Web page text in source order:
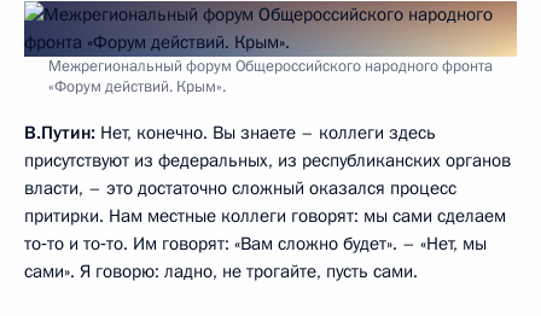
Межрегиональный форум Общероссийского народного фронта
«Форум действий. Крым».
В.Путин: Нет, конечно. Вы знаете – коллеги здесь
присутствуют из федеральных, из республиканских органов
власти, – это достаточно сложный оказался процесс
притирки. Нам местные коллеги говорят: мы сами сделаем
то‑то и то‑то. Им говорят: «Вам сложно будет». – «Нет, мы
сами». Я говорю: ладно, не трогайте, пусть сами.